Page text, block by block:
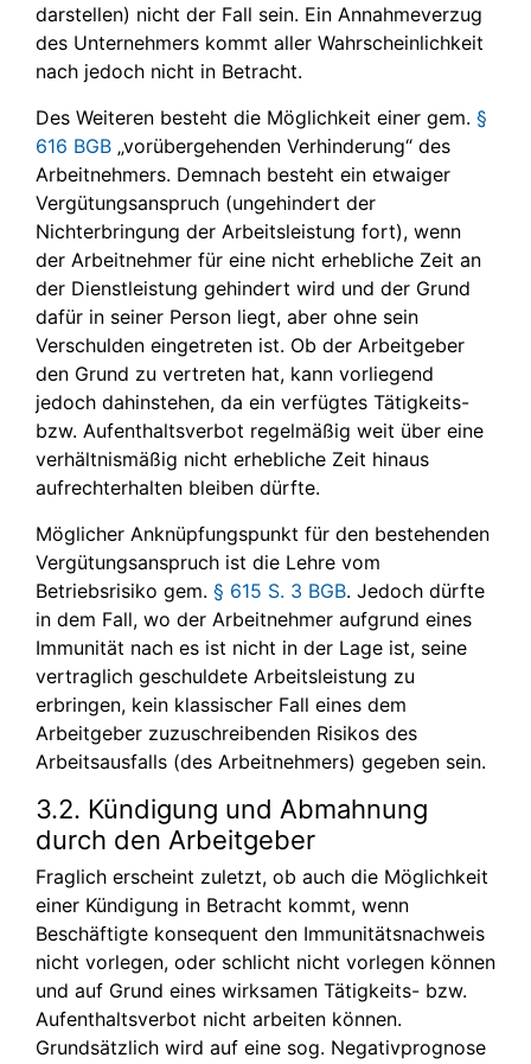
darstellen) nicht der Fall sein. Ein Annahmeverzug
des Unternehmers kommt aller Wahrscheinlichkeit
nach jedoch nicht in Betracht.
Des Weiteren besteht die Möglichkeit einer gem. §
616 BGB „vorübergehenden Verhinderung“ des
Arbeitnehmers. Demnach besteht ein etwaiger
Vergütungsanspruch (ungehindert der
Nichterbringung der Arbeitsleistung fort), wenn
der Arbeitnehmer für eine nicht erhebliche Zeit an
der Dienstleistung gehindert wird und der Grund
dafür in seiner Person liegt, aber ohne sein
Verschulden eingetreten ist. Ob der Arbeitgeber
den Grund zu vertreten hat, kann vorliegend
jedoch dahinstehen, da ein verfügtes Tätigkeits-
bzw. Aufenthaltsverbot regelmäßig weit über eine
verhältnismäßig nicht erhebliche Zeit hinaus
aufrechterhalten bleiben dürfte.
Möglicher Anknüpfungspunkt für den bestehenden
Vergütungsanspruch ist die Lehre vom
Betriebsrisiko gem. § 615 S. 3 BGB. Jedoch dürfte
in dem Fall, wo der Arbeitnehmer aufgrund eines
Immunität nach es ist nicht in der Lage ist, seine
vertraglich geschuldete Arbeitsleistung zu
erbringen, kein klassischer Fall eines dem
Arbeitgeber zuzuschreibenden Risikos des
Arbeitsausfalls (des Arbeitnehmers) gegeben sein.
3.2. Kündigung und Abmahnung
durch den Arbeitgeber
Fraglich erscheint zuletzt, ob auch die Möglichkeit
einer Kündigung in Betracht kommt, wenn
Beschäftigte konsequent den Immunitätsnachweis
nicht vorlegen, oder schlicht nicht vorlegen können
und auf Grund eines wirksamen Tätigkeits- bzw.
Aufenthaltsverbot nicht arbeiten können.
Grundsätzlich wird auf eine sog. Negativprognose